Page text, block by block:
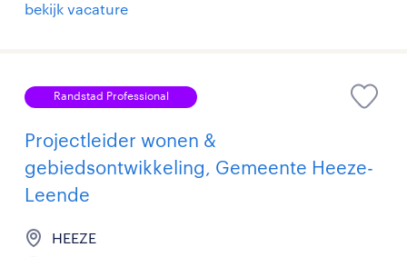
bekijk vacature
Randstad Professional
Projectleider wonen &
gebiedsontwikkeling, Gemeente Heeze-
Leende
HEEZE